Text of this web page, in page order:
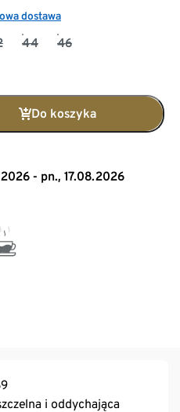
dostawa
44 46
Do koszyka
- pn., 17.08.2026
i oddychająca